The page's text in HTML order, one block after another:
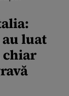
luat
chiar